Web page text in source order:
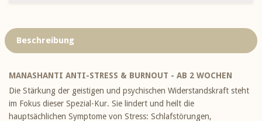
Beschreibung
MANASHANTI ANTI-STRESS & BURNOUT - AB 2 WOCHEN
Die Stärkung der geistigen und psychischen Widerstandskraft steht
im Fokus dieser Spezial-Kur. Sie lindert und heilt die
hauptsächlichen Symptome von Stress: Schlafstörungen,